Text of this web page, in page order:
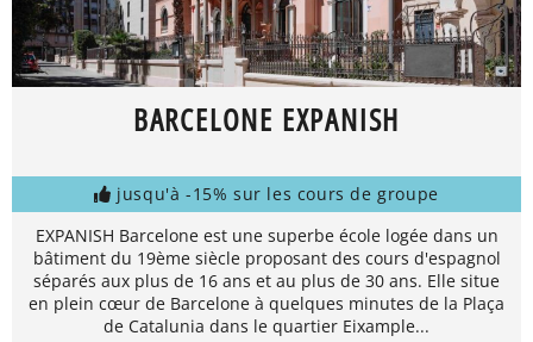
BARCELONE EXPANISH
jusqu'à -15% sur les cours de groupe
EXPANISH Barcelone est une superbe école logée dans un
bâtiment du 19ème siècle proposant des cours d'espagnol
séparés aux plus de 16 ans et au plus de 30 ans. Elle situe
en plein cœur de Barcelone à quelques minutes de la Plaça
de Catalunia dans le quartier Eixample...